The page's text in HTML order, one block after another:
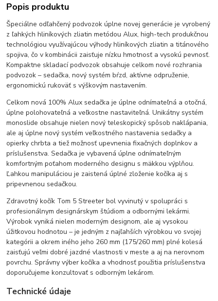
Popis produktu
Špeciálne odľahčený podvozok úplne novej generácie je vyrobený
z ľahkých hliníkových zliatin metódou Alux, high-tech produkčnou
technológiou využívajúcou výhody hliníkových zliatin a titánového
spojiva, čo v kombinácii zaisťuje nízku hmotnosť a vysokú pevnosť.
Kompaktne skladací podvozok obsahuje celkom nové rozhrania
podvozok – sedačka, nový systém bŕzd, aktívne odpruženie,
ergonomickú rukoväť s výškovým nastavením.
Celkom nová 100% Alux sedačka je úplne odnímateľná a otočná,
úplne polohovateľná a veľkostne nastaviteľná. Unikátny systém
monoslide obsahuje nielen nový teleskopický spôsob naklápania,
ale aj úplne nový systém veľkostného nastavenia sedačky a
opierky chrbta a tiež možnosť upevnenia fixačných doplnkov a
príslušenstva. Sedačka je vybavená úplne odnímateľným
komfortným poťahom moderného designu s mäkkou výplňou.
Ľahkou manipuláciou je zaistená úplné zloženie kočíka aj s
pripevnenou sedačkou.
Zdravotný kočík Tom 5 Streeter bol vyvinutý v spolupráci s
profesionálnym designárskym štúdiom a odbornými lekármi.
Výrobok vyniká nielen moderným designom, ale aj vysokou
úžitkovou hodnotou – je jedným z najľahších výrobkou vo svojej
kategórii a okrem iného jeho 260 mm (175/260 mm) plné kolesá
zaisťujú veľmi dobré jazdné vlastnosti v meste a aj na nerovnom
povrchu. Správny výber kočíka a vhodnosť použitia príslušenstva
doporučujeme konzultovať s odborným lekárom.
Technické údaje